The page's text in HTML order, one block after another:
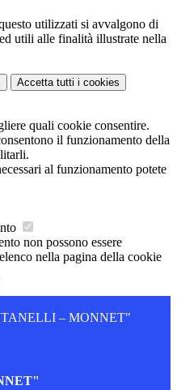
utilizzati si avvalgono di
utili alle finalità illustrate nella
Accetta tutti i cookies
quali cookie consentire.
il funzionamento della
al funzionamento potete
non possono essere
nella pagina della cookie
– MONNET"